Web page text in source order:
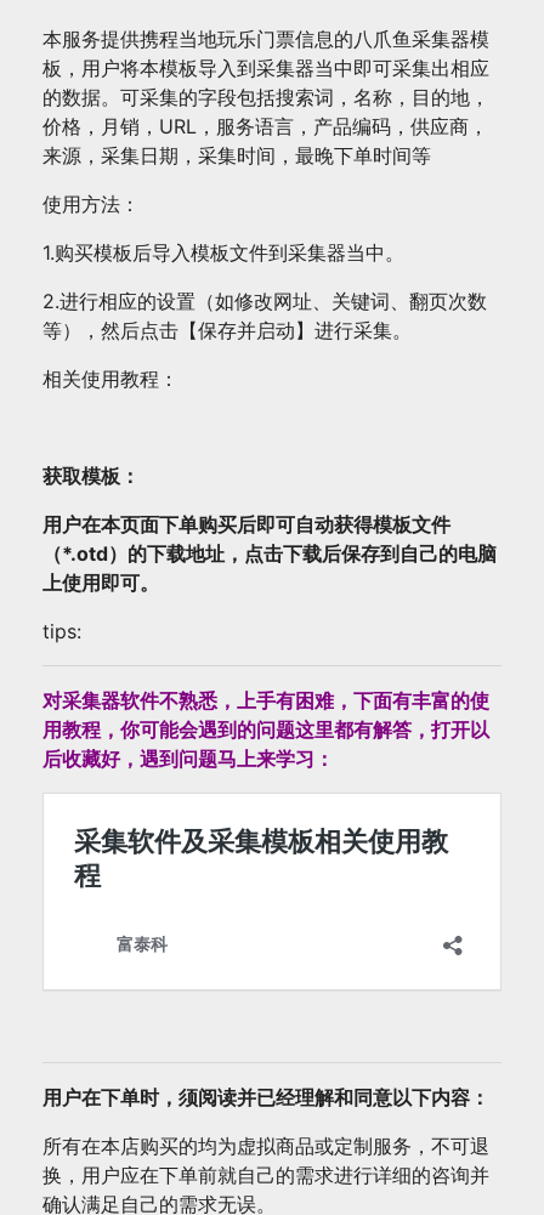
本服务提供携程当地玩乐门票信息的八爪鱼采集器模
板，用户将本模板导入到采集器当中即可采集出相应
的数据。可采集的字段包括搜索词，名称，目的地，
价格，月销，URL，服务语言，产品编码，供应商，
来源，采集日期，采集时间，最晚下单时间等
使用方法：
1.购买模板后导入模板文件到采集器当中。
2.进行相应的设置（如修改网址、关键词、翻页次数
等），然后点击【保存并启动】进行采集。
相关使用教程：
获取模板：
用户在本页面下单购买后即可自动获得模板文件
（*.otd）的下载地址，点击下载后保存到自己的电脑
上使用即可。
tips:
对采集器软件不熟悉，上手有困难，下面有丰富的使
用教程，你可能会遇到的问题这里都有解答，打开以
后收藏好，遇到问题马上来学习：
用户在下单时，须阅读并已经理解和同意以下内容：
所有在本店购买的均为虚拟商品或定制服务，不可退
换，用户应在下单前就自己的需求进行详细的咨询并
确认满足自己的需求无误。